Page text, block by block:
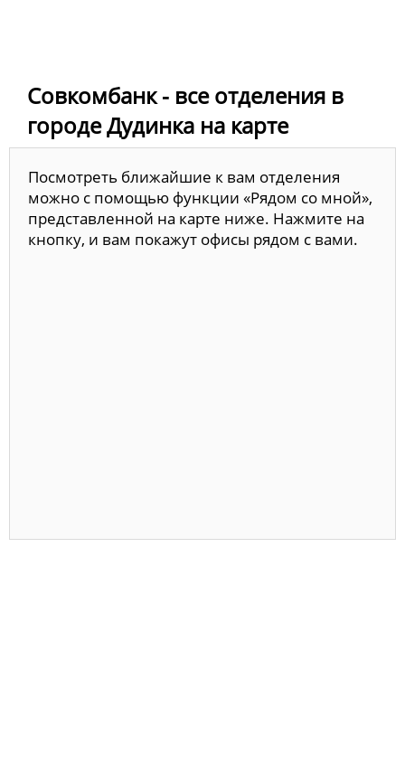
Совкомбанк - все отделения в
городе Дудинка на карте
Посмотреть ближайшие к вам отделения
можно с помощью функции «Рядом со мной»,
представленной на карте ниже. Нажмите на
кнопку, и вам покажут офисы рядом с вами.